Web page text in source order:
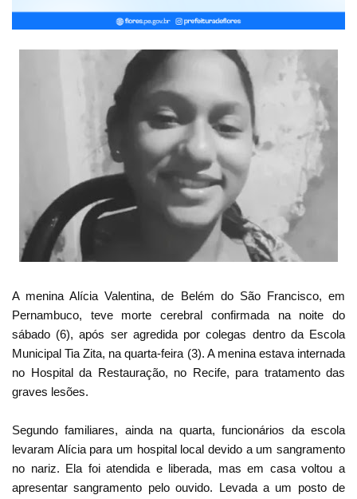
A menina Alícia Valentina, de Belém do São Francisco, em
Pernambuco, teve morte cerebral confirmada na noite do
sábado (6), após ser agredida por colegas dentro da Escola
Municipal Tia Zita, na quarta-feira (3). A menina estava internada
no Hospital da Restauração, no Recife, para tratamento das
graves lesões.
Segundo familiares, ainda na quarta, funcionários da escola
levaram Alícia para um hospital local devido a um sangramento
no nariz. Ela foi atendida e liberada, mas em casa voltou a
apresentar sangramento pelo ouvido. Levada a um posto de